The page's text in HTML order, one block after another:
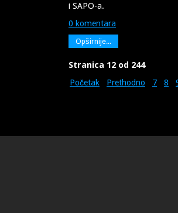
i SAPO-a.
0 komentara
Opširnije...
Stranica 12 od 244
Početak
Prethodno 7 8